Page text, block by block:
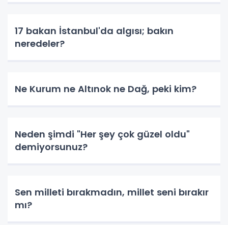
17 bakan İstanbul'da algısı; bakın
neredeler?
Ne Kurum ne Altınok ne Dağ, peki kim?
Neden şimdi "Her şey çok güzel oldu"
demiyorsunuz?
Sen milleti bırakmadın, millet seni bırakır
mı?